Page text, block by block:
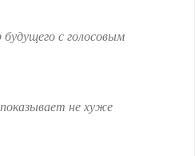
с голосовым
не хуже